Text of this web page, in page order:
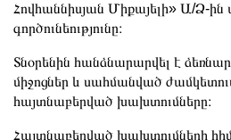
Հովհաննիսյան Միքայելի» Ա/Ձ-
գործունեությունը։
Տնօրենին հանձնարարվել է
միջոցներ և սահմանված
հայտնաբերված խախտումները։
Հայտնաբերված խախտումների